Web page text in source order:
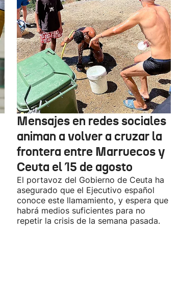
Mensajes en redes sociales
animan a volver a cruzar la
frontera entre Marruecos y
Ceuta el 15 de agosto
El portavoz del Gobierno de Ceuta ha
asegurado que el Ejecutivo español
conoce este llamamiento, y espera que
habrá medios suficientes para no
repetir la crisis de la semana pasada.